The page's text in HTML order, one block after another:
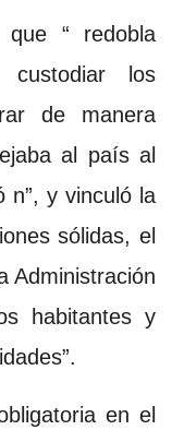
que “ redobla
los
de manera
al país al
n”, y vinculó la
sólidas, el
Administración
habitantes y
en el